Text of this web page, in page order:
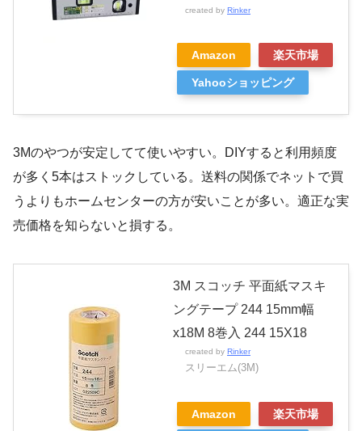
created by Rinker
Amazon 楽天市場
Yahooショッピング
3Mのやつが安定してて使いやすい。DIYすると利用頻度
が多く5本はストックしている。送料の関係でネットで買
うよりもホームセンターの方が安いことが多い。適正な実
売価格を知らないと損する。
3M スコッチ 平面紙マスキ
ングテープ 244 15mm幅
x18M 8巻入 244 15X18
created by Rinker
スリーエム(3M)
Amazon 楽天市場